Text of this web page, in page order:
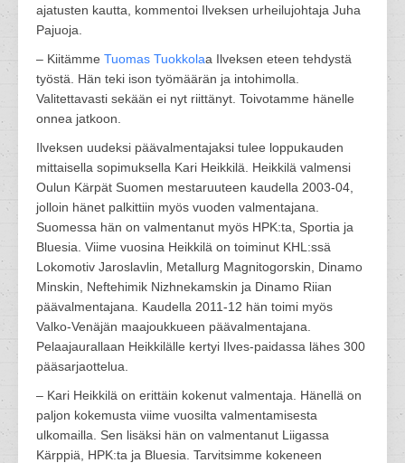
ajatusten kautta, kommentoi Ilveksen urheilujohtaja Juha
Pajuoja.
– Kiitämme Tuomas Tuokkolaa Ilveksen eteen tehdystä
työstä. Hän teki ison työmäärän ja intohimolla.
Valitettavasti sekään ei nyt riittänyt. Toivotamme hänelle
onnea jatkoon.
Ilveksen uudeksi päävalmentajaksi tulee loppukauden
mittaisella sopimuksella Kari Heikkilä. Heikkilä valmensi
Oulun Kärpät Suomen mestaruuteen kaudella 2003-04,
jolloin hänet palkittiin myös vuoden valmentajana.
Suomessa hän on valmentanut myös HPK:ta, Sportia ja
Bluesia. Viime vuosina Heikkilä on toiminut KHL:ssä
Lokomotiv Jaroslavlin, Metallurg Magnitogorskin, Dinamo
Minskin, Neftehimik Nizhnekamskin ja Dinamo Riian
päävalmentajana. Kaudella 2011-12 hän toimi myös
Valko-Venäjän maajoukkueen päävalmentajana.
Pelaajaurallaan Heikkilälle kertyi Ilves-paidassa lähes 300
pääsarjaottelua.
– Kari Heikkilä on erittäin kokenut valmentaja. Hänellä on
paljon kokemusta viime vuosilta valmentamisesta
ulkomailla. Sen lisäksi hän on valmentanut Liigassa
Kärppiä, HPK:ta ja Bluesia. Tarvitsimme kokeneen